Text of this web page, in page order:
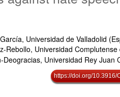
Universidad de Valladolid
Rebollo, Universidad
Deogracias, Universidad Rey Juan
https://doi.org/10.3916/